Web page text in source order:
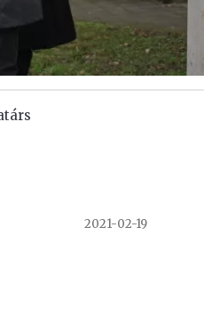
2021-02-19